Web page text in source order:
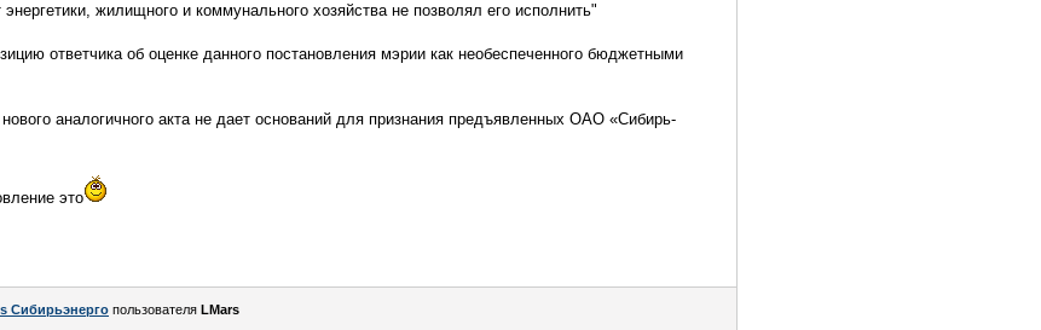
жилищного и коммунального хозяйства не позволял его исполнить"
ответчика об оценке данного постановления мэрии как необеспеченного бюджетными
аналогичного акта не дает оснований для признания предъявленных ОАО «Сибирь-
это
Сибирьэнерго пользователя LMars